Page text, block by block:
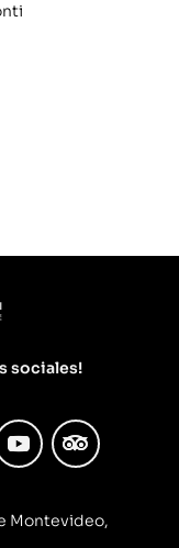
sociales!
Montevideo,